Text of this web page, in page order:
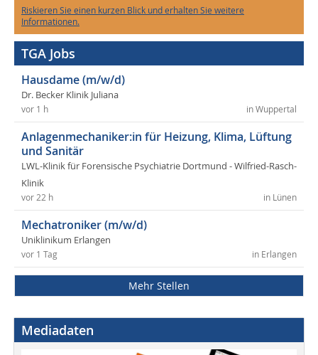
Riskieren Sie einen kurzen Blick und erhalten Sie weitere
Informationen.
TGA Jobs
Hausdame (m/w/d)
Dr. Becker Klinik Juliana
in Wuppertal
vor 1 h
Anlagenmechaniker:in für Heizung, Klima, Lüftung
und Sanitär
LWL-Klinik für Forensische Psychiatrie Dortmund - Wilfried-Rasch-
Klinik
in Lünen
vor 22 h
Mechatroniker (m/w/d)
Uniklinikum Erlangen
in Erlangen
vor 1 Tag
Mehr Stellen
Mediadaten